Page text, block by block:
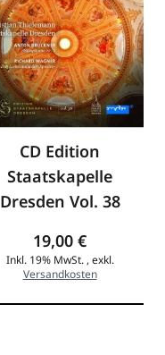
CD Edition
Staatskapelle
Dresden Vol. 38
19,00 €
Inkl. 19% MwSt. , exkl.
Versandkosten